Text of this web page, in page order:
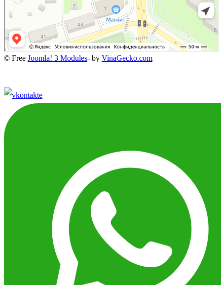
© Free Joomla! 3 Modules- by VinaGecko.com